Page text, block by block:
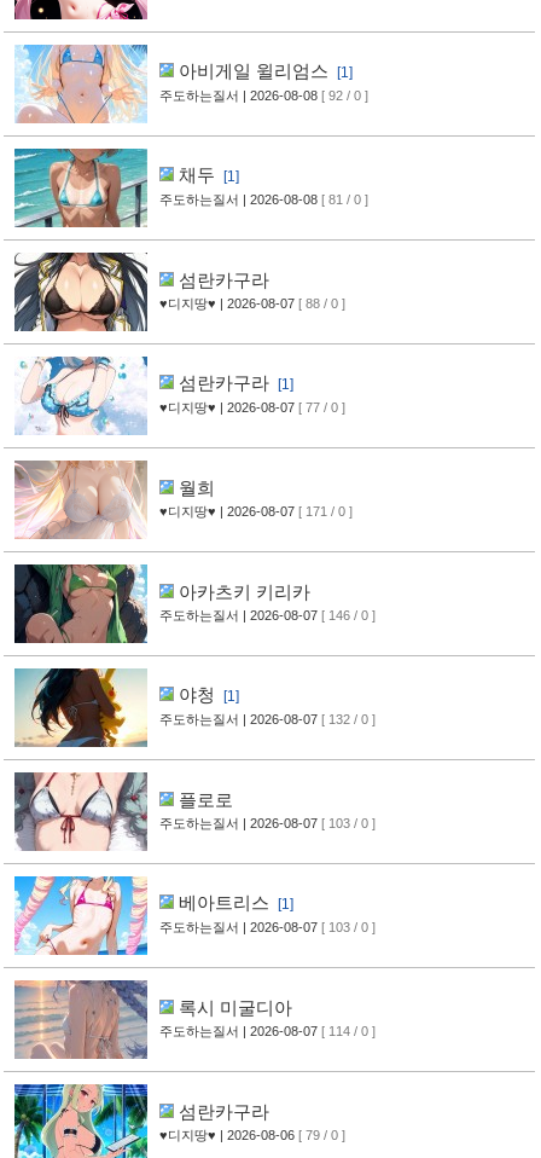
아비게일 윌리엄스 [1]
주도하는질서 | 2026-08-08 [ 92 / 0 ]
채두 [1]
주도하는질서 | 2026-08-08 [ 81 / 0 ]
섬란카구라
♥디지땅♥ | 2026-08-07 [ 88 / 0 ]
섬란카구라 [1]
♥디지땅♥ | 2026-08-07 [ 77 / 0 ]
월희
♥디지땅♥ | 2026-08-07 [ 171 / 0 ]
아카츠키 키리카
주도하는질서 | 2026-08-07 [ 146 / 0 ]
야청 [1]
주도하는질서 | 2026-08-07 [ 132 / 0 ]
플로로
주도하는질서 | 2026-08-07 [ 103 / 0 ]
베아트리스 [1]
주도하는질서 | 2026-08-07 [ 103 / 0 ]
록시 미굴디아
주도하는질서 | 2026-08-07 [ 114 / 0 ]
섬란카구라
♥디지땅♥ | 2026-08-06 [ 79 / 0 ]